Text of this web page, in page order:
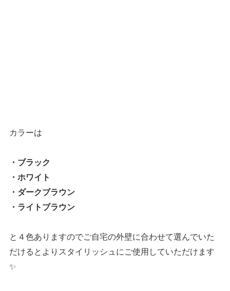
カラーは
・ブラック
・ホワイト
・ダークブラウン
・ライトブラウン
と４色ありますのでご自宅の外壁に合わせて選んでいた
だけるとよりスタイリッシュにご使用していただけます
✨